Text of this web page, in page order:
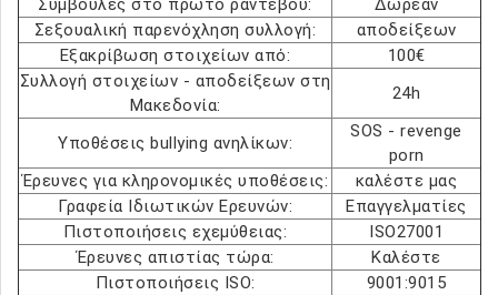
Συμβουλές στο πρώτο ραντεβού:
Δωρεάν
Σεξουαλική παρενόχληση συλλογή:
αποδείξεων
Εξακρίβωση στοιχείων από:
100€
Συλλογή στοιχείων - αποδείξεων στη
Μακεδονία:
24h
Υποθέσεις bullying ανηλίκων:
SOS - revenge
porn
Έρευνες για κληρονομικές υποθέσεις:
καλέστε μας
Γραφεία Ιδιωτικών Ερευνών:
Επαγγελματίες
Πιστοποιήσεις εχεμύθειας:
ISO27001
Έρευνες απιστίας τώρα:
Καλέστε
Πιστοποιήσεις ISO:
9001:9015